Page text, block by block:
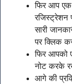
फिर आप एक
रजिस्ट्रेशन
सारी
पर क्लिक
फिर आपको
नोट करके
आगे की